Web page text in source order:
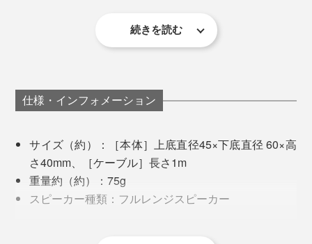
TWS（True Wireless Stereo）機能の搭載で、1台の端末
・Ver 5.2／LE Audio規格を追加
・Ver 5.3／消費電力の節減
ライン会議のスピーカーとしても活躍。
ホテルに宿泊する際、スマホで動画視聴する時にもめち
スマホから離してスピーカーとして楽しむなら、断然2
台同時に接続する「ステレオ再生」が心地いいです。
在宅ワーク中に使っているデスクの脚が平たいスチール
製なので、左右の脚にそれぞれくっつけてBGMやラジ
オを流せば……デスクがスピーカー化しちゃう！
続きを読む
仕様・インフォメーション
サイズ（約）：［本体］上底直径45×下底直径 60×高
さ40mm、［ケーブル］長さ1m
重量約（約）：75g
スピーカー種類：フルレンジスピーカー